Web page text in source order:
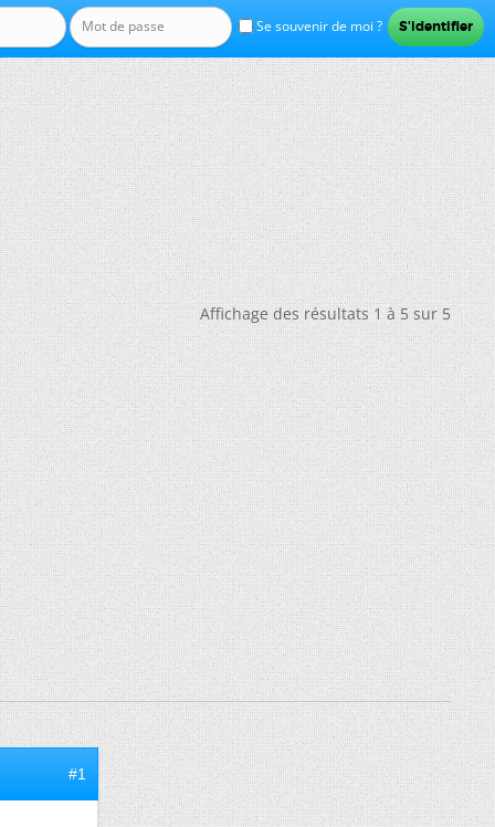
Se souvenir de moi ?
Affichage des résultats 1 à 5 sur 5
#1